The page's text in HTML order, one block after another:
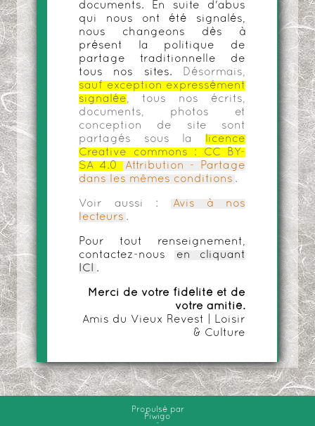
documents. En suite d'abus
qui nous ont été signalés,
nous changeons dès à
présent la politique de
partage traditionnelle de
tous nos sites.
Désormais,
sauf exception expressément
signalée, tous nos écrits,
documents, photos et
conception de site sont
partagés sous la
licence
Creative commons :
CC BY-
SA 4.0
Attribution - Partage
dans les mêmes conditions .
Voir aussi :
Avis à nos
lecteurs .
Pour tout renseignement,
contactez-nous
en cliquant
ICI
.
Merci de votre fidélité et de
votre amitié.
Amis du Vieux Revest | Loisir
& Culture
Propulsé par
Piwigo
-